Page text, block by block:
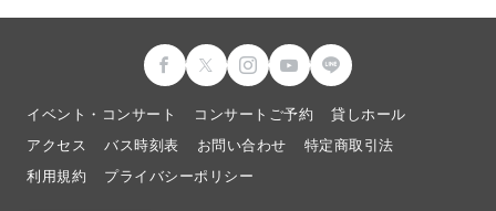
イベント・コンサート コンサートご予約
貸しホール
アクセス
バス時刻表 お問い合わせ
特定商取引法
利用規約
プライバシーポリシー